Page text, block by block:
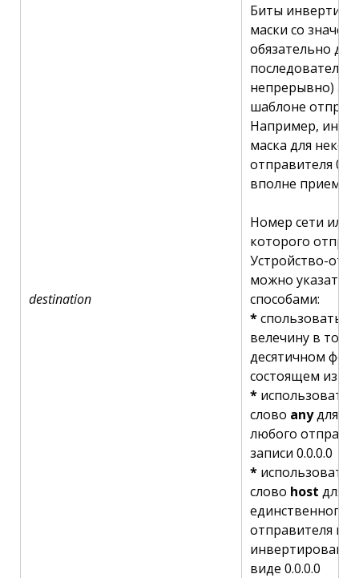
destination
Биты
маски со
обязательно
непрерывно)
шаблоне
Например,
маска для
отправителя
вполне
Номер сети или
которого
Устройство-
можно указать
способами:
*спользовать
велечину в
десятичном
состоящем из
* использовать
слово anyдля
любого
записи 0.0.0.0
* использовать
слово host для
единственного
отправителя
виде 0.0.0.0